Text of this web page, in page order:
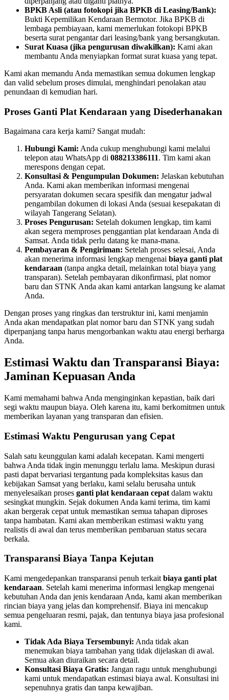
BPKB Asli (atau fotokopi jika BPKB di Leasing/Bank):
Bukti Kepemilikan Kendaraan Bermotor. Jika BPKB di
lembaga pembiayaan, kami memerlukan fotokopi BPKB
beserta surat pengantar dari leasing/bank yang bersangkutan.
Surat Kuasa (jika pengurusan diwakilkan): Kami akan
membantu Anda menyiapkan format surat kuasa yang tepat.
Kami akan memandu Anda memastikan semua dokumen lengkap
dan valid sebelum proses dimulai, menghindari penolakan atau
penundaan di kemudian hari.
Proses Ganti Plat Kendaraan yang Disederhanakan
Bagaimana cara kerja kami? Sangat mudah:
Hubungi Kami: Anda cukup menghubungi kami melalui
telepon atau WhatsApp di 088213386111. Tim kami akan
merespons dengan cepat.
Konsultasi & Pengumpulan Dokumen: Jelaskan kebutuhan
Anda. Kami akan memberikan informasi mengenai
persyaratan dokumen secara spesifik dan mengatur jadwal
pengambilan dokumen di lokasi Anda (sesuai kesepakatan di
wilayah Tangerang Selatan).
Proses Pengurusan: Setelah dokumen lengkap, tim kami
akan segera memproses penggantian plat kendaraan Anda di
Samsat. Anda tidak perlu datang ke mana-mana.
Pembayaran & Pengiriman: Setelah proses selesai, Anda
akan menerima informasi lengkap mengenai biaya ganti plat
kendaraan (tanpa angka detail, melainkan total biaya yang
transparan). Setelah pembayaran dikonfirmasi, plat nomor
baru dan STNK Anda akan kami antarkan langsung ke alamat
Anda.
Dengan proses yang ringkas dan terstruktur ini, kami menjamin
Anda akan mendapatkan plat nomor baru dan STNK yang sudah
diperpanjang tanpa harus mengorbankan waktu atau energi berharga
Anda.
Estimasi Waktu dan Transparansi Biaya:
Jaminan Kepuasan Anda
Kami memahami bahwa Anda menginginkan kepastian, baik dari
segi waktu maupun biaya. Oleh karena itu, kami berkomitmen untuk
memberikan layanan yang transparan dan efisien.
Estimasi Waktu Pengurusan yang Cepat
Salah satu keunggulan kami adalah kecepatan. Kami mengerti
bahwa Anda tidak ingin menunggu terlalu lama. Meskipun durasi
pasti dapat bervariasi tergantung pada kompleksitas kasus dan
kebijakan Samsat yang berlaku, kami selalu berusaha untuk
menyelesaikan proses ganti plat kendaraan cepat dalam waktu
sesingkat mungkin. Sejak dokumen Anda kami terima, tim kami
akan bergerak cepat untuk memastikan semua tahapan diproses
tanpa hambatan. Kami akan memberikan estimasi waktu yang
realistis di awal dan terus memberikan pembaruan status secara
berkala.
Transparansi Biaya Tanpa Kejutan
Kami mengedepankan transparansi penuh terkait biaya ganti plat
kendaraan. Setelah kami menerima informasi lengkap mengenai
kebutuhan Anda dan jenis kendaraan Anda, kami akan memberikan
rincian biaya yang jelas dan komprehensif. Biaya ini mencakup
semua pengeluaran resmi, pajak, dan tentunya biaya jasa profesional
kami.
Tidak Ada Biaya Tersembunyi: Anda tidak akan
menemukan biaya tambahan yang tidak dijelaskan di awal.
Semua akan diuraikan secara detail.
Konsultasi Biaya Gratis: Jangan ragu untuk menghubungi
kami untuk mendapatkan estimasi biaya awal. Konsultasi ini
sepenuhnya gratis dan tanpa kewajiban.